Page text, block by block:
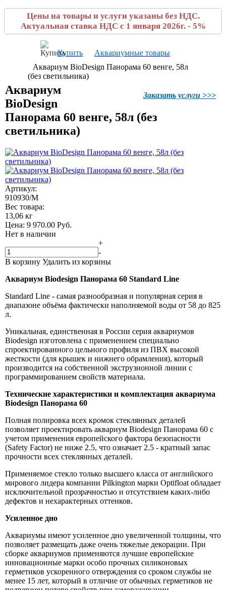
Цены на товары и услуги указаны без НДС.
Актуальная ставка НДС с 1 января 2026г. - 5%
Купить
Аквариумные товары
Аквариум BioDesign Панорама 60 венге, 58л
(без светильника)
Заказать услуги >>>
Аквариум
BioDesign
Панорама 60 венге, 58л (без
светильника)
Артикул:
910930/M
Вес товара:
13,06 кг
Цена: 9 970.00 Руб.
Нет в наличии
+
-
В корзину Удалить из корзины
Аквариум Biodesign Панорама 60 Standard Line
Standard Line - самая разнообразная и популярная серия в
диапазоне объёма фактически наполняемой воды от 58 до 825
л.
Уникальная, единственная в России серия аквариумов
Biodesign изготовлена с применением специально
спроектированного цельного профиля из ПВХ высокой
жесткости (для крышек и нижнего обрамления), который
производится на собственной экструзионной линии с
программированием свойств материала.
Технические характеристики и комплектация аквариума
Biodesign Панорама 60
Полная полировка всех кромок стеклянных деталей
позволяет проектировать аквариум Biodesign Панорама 60 с
учетом применения европейского фактора безопасности
(Safety Factor) не ниже 2.5, что означает 2.5 - кратный запас
прочности всех стеклянных деталей.
Применяемое стекло только высшего класса от английского
мирового лидера компании Pilkington марки Optifloat обладает
исключительной прозрачностью и отсутствием каких-либо
дефектов и нехарактерных оттенков.
Усиленное дно
Аквариумы имеют усиленное дно увеличенной толщины, что
позволяет размещать даже очень тяжелые декорации. При
сборке аквариумов применяются лучшие европейские
инновационные марки особо прочных силиконовых
герметиков ускоренного отверждения со сроком службы не
менее 15 лет, который в отличие от обычных герметиков не